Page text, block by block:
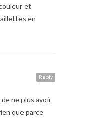
et
en
Reply
ne plus avoir
que parce